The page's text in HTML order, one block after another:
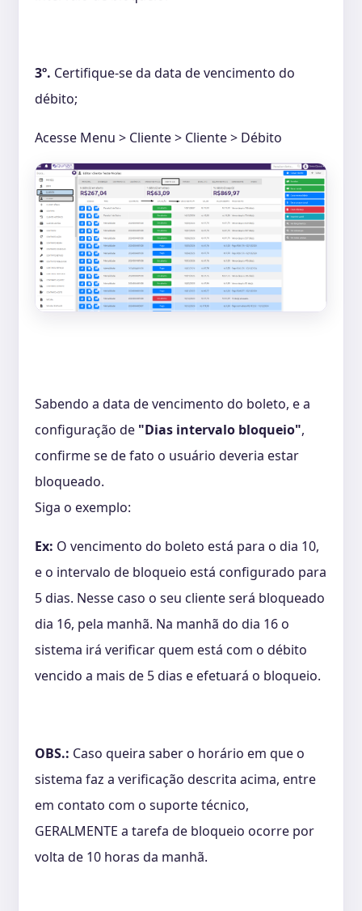
3º. Certifique-se da data de vencimento do
débito;
Acesse Menu > Cliente > Cliente > Débito
Sabendo a data de vencimento do boleto, e a
configuração de "Dias intervalo bloqueio",
confirme se de fato o usuário deveria estar
bloqueado.
Siga o exemplo:
Ex: O vencimento do boleto está para o dia 10,
e o intervalo de bloqueio está configurado para
5 dias. Nesse caso o seu cliente será bloqueado
dia 16, pela manhã. Na manhã do dia 16 o
sistema irá verificar quem está com o débito
vencido a mais de 5 dias e efetuará o bloqueio.
OBS.: Caso queira saber o horário em que o
sistema faz a verificação descrita acima, entre
em contato com o suporte técnico,
GERALMENTE a tarefa de bloqueio ocorre por
volta de 10 horas da manhã.